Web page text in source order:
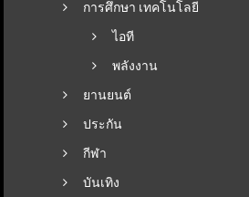
การศึกษา เทคโนโลยี
ไอที
พลังงาน
ยานยนต์
ประกัน
กีฬา
บันเทิง